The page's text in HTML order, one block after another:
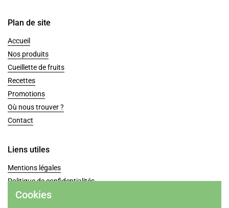
Plan de site
Accueil
Nos produits
Cueillette de fruits
Recettes
Promotions
Où nous trouver ?
Contact
Liens utiles
Mentions légales
Politique de confidentialités
Conditions générales de vente
Cookies